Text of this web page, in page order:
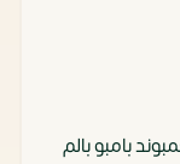
بامبو بالم